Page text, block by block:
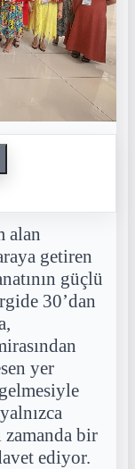
alan
getiren
güçlü
30’dan
yer
bir
ediyor.